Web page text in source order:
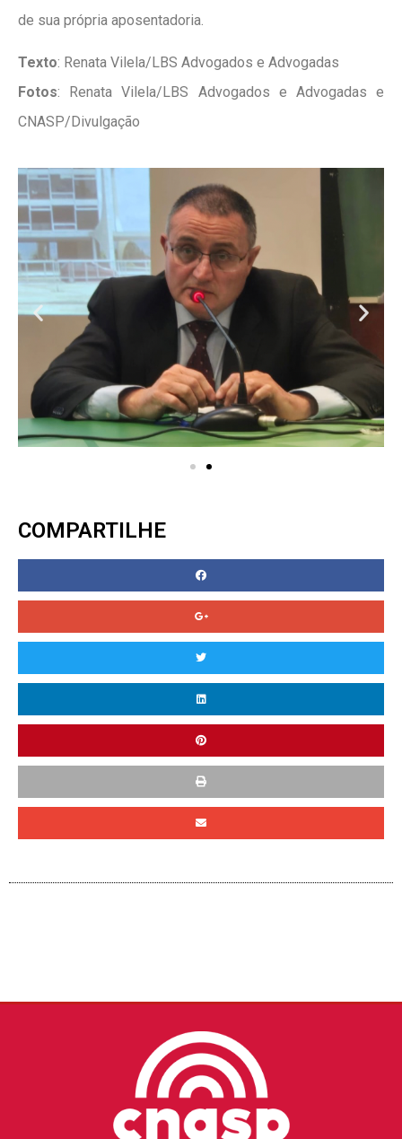
de sua própria aposentadoria.
Texto: Renata Vilela/LBS Advogados e Advogadas
Fotos: Renata Vilela/LBS Advogados e Advogadas e
CNASP/Divulgação
COMPARTILHE